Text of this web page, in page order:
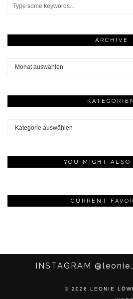
ARCHIVE
YOU MIGHT ALSO
CURRENT
INSTAGRAM
© 2026 LEONIE